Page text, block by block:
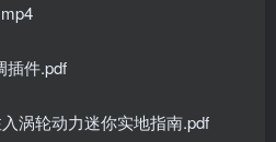
插件.pdf
涡轮动力迷你实地指南.pdf